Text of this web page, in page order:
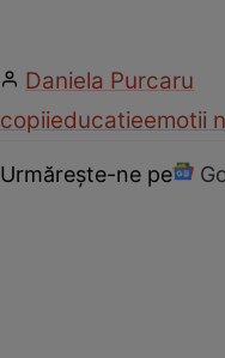
Daniela Purcaru
copiieducatieemotii
Urmărește-ne pe